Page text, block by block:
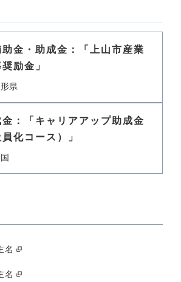
助金・助成金：「上山市産業
励金」
県
：「キャリアアップ助成金
化コース）」
名
名